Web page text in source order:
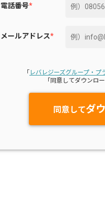
電話番号*
メールアドレス*
「 レバレジーズグループ・プ
「同意してダウンロ
同意してダ